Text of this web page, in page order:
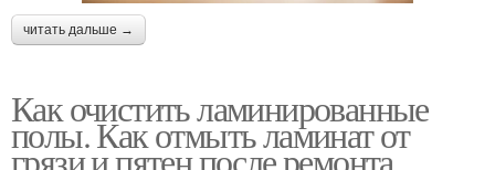
читать дальше →
Как очистить ламинированные
полы. Как отмыть ламинат от